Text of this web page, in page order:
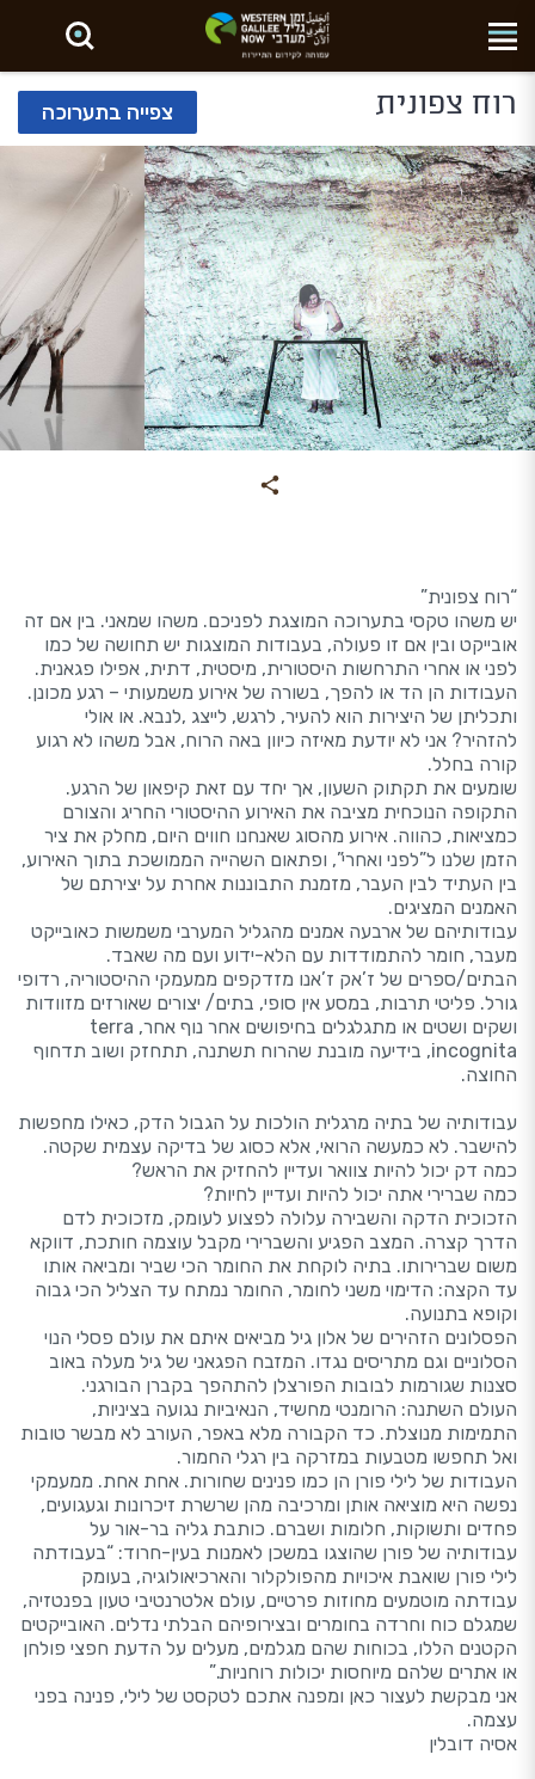
חפש באתר
רוח צפונית צפייה בתערוכה
“רוח צפונית”
יש משהו טקסי בתערוכה המוצגת לפניכם. משהו שמאני. בין אם זה
אובייקט ובין אם זו פעולה, בעבודות המוצגות יש תחושה של כמו
לפני או אחרי התרחשות היסטורית, מיסטית, דתית, אפילו פגאנית.
העבודות הן הד או להפך, בשורה של אירוע משמעותי – רגע מכונן.
ותכליתן של היצירות הוא להעיר, לרגש, לייצג ,לנבא. או אולי
להזהיר? אני לא יודעת מאיזה כיוון באה הרוח, אבל משהו לא רגוע
קורה בחלל.
שומעים את תקתוק השעון, אך יחד עם זאת קיפאון של הרגע.
התקופה הנוכחית מציבה את האירוע ההיסטורי החריג והצורם
כמציאות, כהווה. אירוע מהסוג שאנחנו חווים היום, מחלק את ציר
הזמן שלנו ל”לפני ואחרי”, ופתאום השהייה הממושכת בתוך האירוע,
בין העתיד לבין העבר, מזמנת התבוננות אחרת על יצירתם של
האמנים המציגים.
עבודותיהם של ארבעה אמנים מהגליל המערבי משמשות כאובייקט
מעבר, חומר להתמודדות עם הלא-ידוע ועם מה שאבד.
הבתים/ספרים של ז’אק ז’אנו מזדקפים ממעמקי ההיסטוריה, רדופי
גורל. פליטי תרבות, במסע אין סופי, בתים/ יצורים שאורזים מזוודות
ושקים ושטים או מתגלגלים בחיפושים אחר נוף אחר, terra
incognita, בידיעה מובנת שהרוח תשתנה, תתחזק ושוב תדחוף
החוצה.
עבודותיה של בתיה מרגלית הולכות על הגבול הדק, כאילו מחפשות
להישבר. לא כמעשה הרואי, אלא כסוג של בדיקה עצמית שקטה.
כמה דק יכול להיות צוואר ועדיין להחזיק את הראש?
כמה שברירי אתה יכול להיות ועדיין לחיות?
הזכוכית הדקה והשבירה עלולה לפצוע לעומק, מזכוכית לדם
הדרך קצרה. המצב הפגיע והשברירי מקבל עוצמה חותכת, דווקא
משום שברירותו. בתיה לוקחת את החומר הכי שביר ומביאה אותו
עד הקצה: הדימוי משני לחומר, החומר נמתח עד הצליל הכי גבוה
וקופא בתנועה.
הפסלונים הזהירים של אלון גיל מביאים איתם את עולם פסלי הנוי
הסלוניים וגם מתריסים נגדו. המזבח הפגאני של גיל מעלה באוב
סצנות שגורמות לבובות הפורצלן להתהפך בקברן הבורגני.
העולם השתנה: הרומנטי מחשיד, הנאיביות נגועה בציניות,
התמימות מנוצלת. כד הקבורה מלא באפר, העורב לא מבשר טובות
ואל תחפשו מטבעות במזרקה בין רגלי החמור.
העבודות של לילי פורן הן כמו פנינים שחורות. אחת אחת. ממעמקי
נפשה היא מוציאה אותן ומרכיבה מהן שרשרת זיכרונות וגעגועים,
פחדים ותשוקות, חלומות ושברם. כותבת גליה בר-אור על
עבודותיה של פורן שהוצגו במשכן לאמנות בעין-חרוד: “בעבודתה
לילי פורן שואבת איכויות מהפולקלור והארכיאולוגיה, בעומק
עבודתה מוטמעים מחוזות פרטיים, עולם אלטרנטיבי טעון בפנטזיה,
שמגלם כוח וחרדה בחומרים ובצירופיהם הבלתי נדלים. האובייקטים
הקטנים הללו, בכוחות שהם מגלמים, מעלים על הדעת חפצי פולחן
או אתרים שלהם מיוחסות יכולות רוחניות.”
אני מבקשת לעצור כאן ומפנה אתכם לטקסט של לילי, פנינה בפני
עצמה.
אסיה דובלין